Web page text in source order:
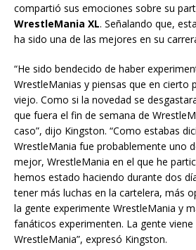
compartió sus emociones sobre su
WrestleMania XL. Señalando que,
ha sido una de las mejores en su
“He sido bendecido de haber
WrestleManias y piensas que en cierto
viejo. Como si la novedad se
que fuera el fin de semana de
caso”, dijo Kingston. “Como estabas
WrestleMania fue probablemente uno
mejor, WrestleMania en el que he
hemos estado haciendo durante dos
tener más luchas en la cartelera, más
la gente experimente WrestleMania y
fanáticos experimenten. La gente
WrestleMania”, expresó Kingston.